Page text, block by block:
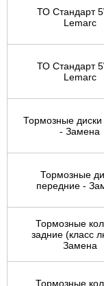
ТО Стандарт
Lemarc
ТО Стандарт
Lemarc
Тормозные диски
- Замена
Тормозные
передние -
Тормозные
задние (класс
Замена
Тормозные